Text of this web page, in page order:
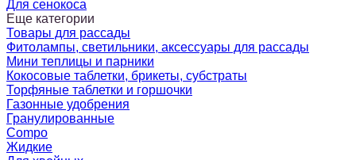
Для сенокоса
Еще категории
Товары для рассады
Фитолампы, светильники, аксессуары для рассады
Мини теплицы и парники
Кокосовые таблетки, брикеты, субстраты
Торфяные таблетки и горшочки
Газонные удобрения
Гранулированные
Compo
Жидкие